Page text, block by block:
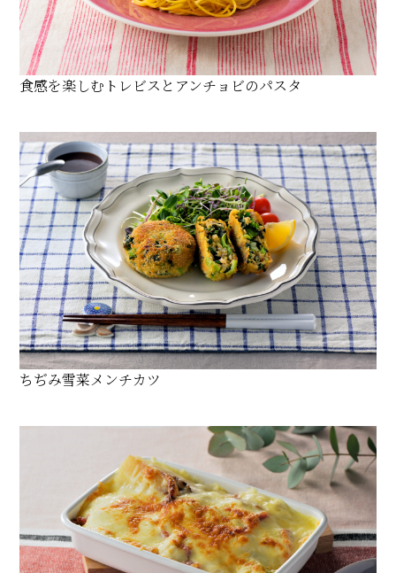
食感を楽しむトレビスとアンチョビのパスタ
ちぢみ雪菜メンチカツ